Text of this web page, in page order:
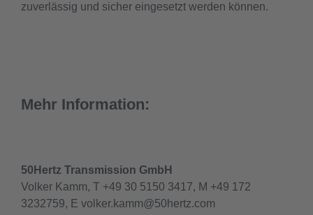
zuverlässig und sicher eingesetzt werden können.
Mehr Information:
50Hertz Transmission GmbH
Volker Kamm, T +49 30 5150 3417, M +49 172
3232759, E volker.kamm@50hertz.com